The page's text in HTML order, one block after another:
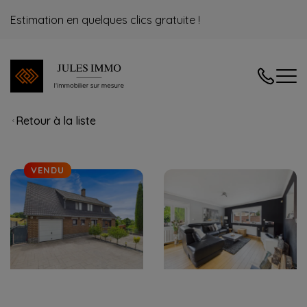
Estimation en quelques clics gratuite !
04/
Retour à la liste
VENDU